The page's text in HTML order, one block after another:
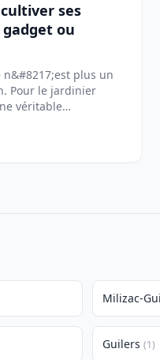
ses
ou
n&#8217;est plus un
Pour le jardinier
véritable
Milizac-
Guilers (1)